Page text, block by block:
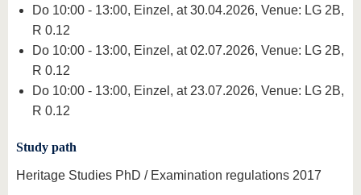
Do 10:00 - 13:00, Einzel, at 30.04.2026, Venue: LG 2B,
R 0.12
Do 10:00 - 13:00, Einzel, at 02.07.2026, Venue: LG 2B,
R 0.12
Do 10:00 - 13:00, Einzel, at 23.07.2026, Venue: LG 2B,
R 0.12
Study path
Heritage Studies PhD / Examination regulations 2017